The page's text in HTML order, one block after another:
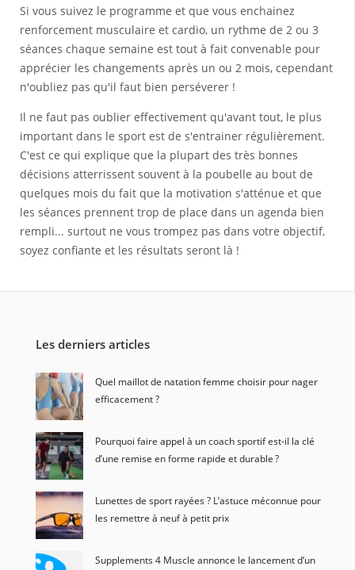
Si vous suivez le programme et que vous enchainez
renforcement musculaire et cardio, un rythme de 2 ou 3
séances chaque semaine est tout à fait convenable pour
apprécier les changements après un ou 2 mois, cependant
n'oubliez pas qu'il faut bien perséverer !
Il ne faut pas oublier effectivement qu'avant tout, le plus
important dans le sport est de s'entrainer régulièrement.
C'est ce qui explique que la plupart des très bonnes
décisions atterrissent souvent à la poubelle au bout de
quelques mois du fait que la motivation s'atténue et que
les séances prennent trop de place dans un agenda bien
rempli... surtout ne vous trompez pas dans votre objectif,
soyez confiante et les résultats seront là !
Les derniers articles
Quel maillot de natation femme choisir pour nager
efficacement ?
Pourquoi faire appel à un coach sportif est-il la clé
d’une remise en forme rapide et durable ?
Lunettes de sport rayées ? L’astuce méconnue pour
les remettre à neuf à petit prix
Supplements 4 Muscle annonce le lancement d’un